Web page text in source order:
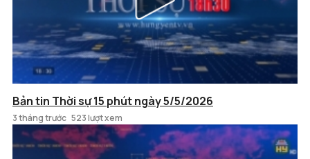
Bản tin Thời sự 15 phút ngày 5/5/2026
3 tháng trước 523 lượt xem